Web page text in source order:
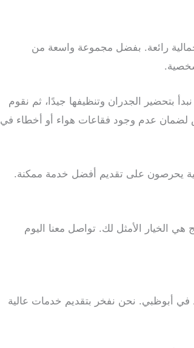
رائعة. بفضل مجموعة واسعة من
بتحضير الجدران وتنظيفها جيدًا، ثم نقوم
لضمان عدم وجود فقاعات هواء أو أخطاء في
يحرصون على تقديم أفضل خدمة ممكنة.
الخيار الأمثل لك. تواصل معنا اليوم
أبوظبي. نحن نفخر بتقديم خدمات عالية